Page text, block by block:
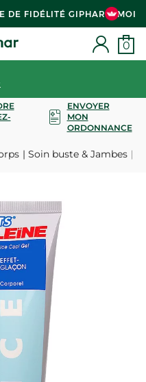
DE FIDÉLITÉ GIPHAR & MOI
0
ENVOYER
MON
ORDONNANCE
Soin buste & Jambes